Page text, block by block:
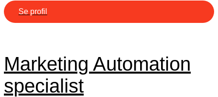
Se profil
Marketing Automation
specialist